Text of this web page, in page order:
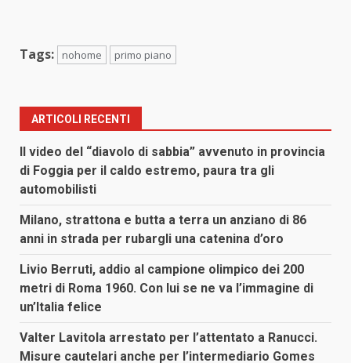
Tags: nohome primo piano
ARTICOLI RECENTI
Il video del “diavolo di sabbia” avvenuto in provincia
di Foggia per il caldo estremo, paura tra gli
automobilisti
Milano, strattona e butta a terra un anziano di 86
anni in strada per rubargli una catenina d’oro
Livio Berruti, addio al campione olimpico dei 200
metri di Roma 1960. Con lui se ne va l’immagine di
un’Italia felice
Valter Lavitola arrestato per l’attentato a Ranucci.
Misure cautelari anche per l’intermediario Gomes